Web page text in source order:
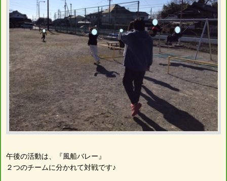
午後の活動は、『風船バレー』
２つのチームに分かれて対戦です♪